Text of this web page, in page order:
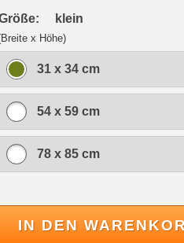
klein
x Höhe)
31 x 34 cm
54 x 59 cm
78 x 85 cm
IN DEN